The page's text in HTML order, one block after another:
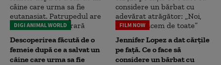
DIGI ANIMAL WORLD
Descoperirea făcută de o
femeie după ce a salvat un
câine care urma sa fie
FILM NOW
Jennifer Lopez a dat cărțile
pe față. Ce o face să
considere un bărbat cu